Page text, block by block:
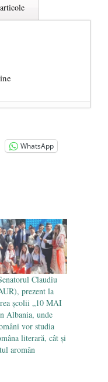
Bustul
din Iași
WhatsApp
Claudiu
prezent la
școlii „10 MAI
Albania, unde
vor studia
literară, cât și
aromân